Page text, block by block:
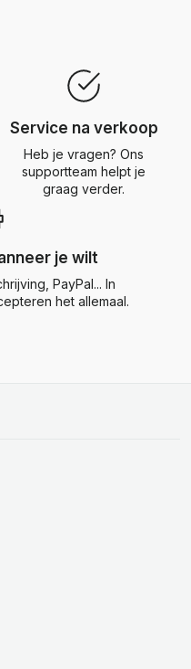
Service na verkoop
Heb je vragen? Ons
supportteam helpt je
graag verder.
je wilt
PayPal... In
het allemaal.